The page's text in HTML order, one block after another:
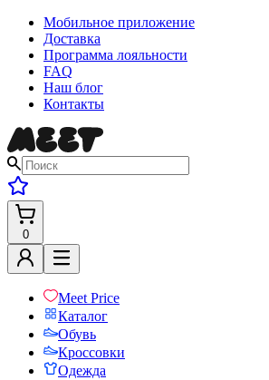
Мобильное приложение
Доставка
Программа лояльности
FAQ
Наш блог
Контакты
0
Meet Price
Каталог
Обувь
Кроссовки
Одежда